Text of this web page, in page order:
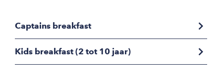
Captains breakfast
Kids breakfast (2 tot 10 jaar)